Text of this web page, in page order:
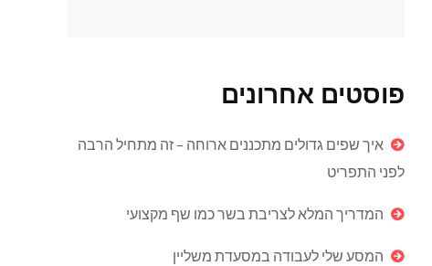
פוסטים אחרונים
איך שפים גדולים מתכננים ארוחה – זה מתחיל הרבה
לפני התפריט
המדריך המלא לצריבת בשר כמו שף מקצועי
המסע שלי לעבודה במסעדת משליין